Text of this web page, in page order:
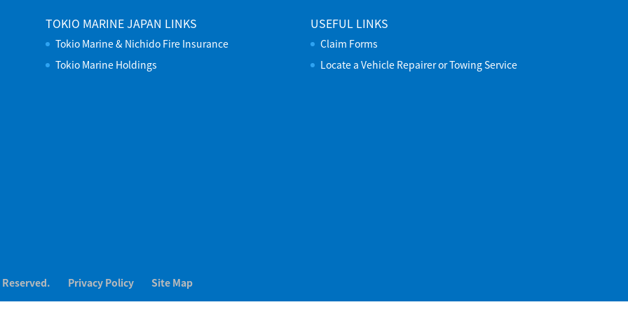
TOKIO MARINE JAPAN LINKS
Tokio Marine & Nichido Fire Insurance
Tokio Marine Holdings
USEFUL LINKS
Claim Forms
Locate a Vehicle Repairer or Towing Service
Privacy Policy Site Map